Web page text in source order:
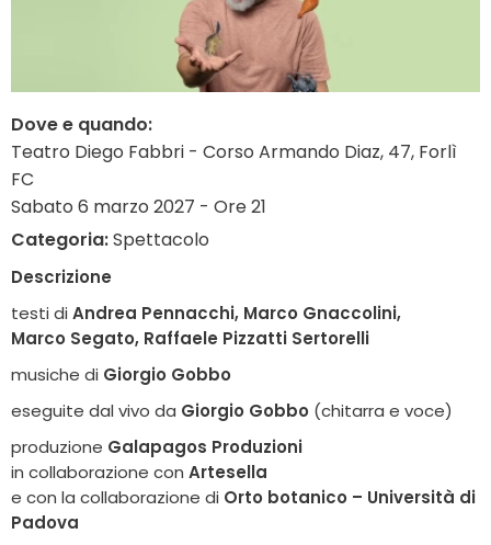
Dove e quando:
Teatro Diego Fabbri - Corso Armando Diaz, 47, Forlì
FC
Sabato 6 marzo 2027 - Ore 21
Categoria:Spettacolo
Descrizione
testi di Andrea Pennacchi, Marco Gnaccolini,
Marco Segato, Raffaele Pizzatti Sertorelli
musiche di Giorgio Gobbo
eseguite dal vivo da Giorgio Gobbo (chitarra e voce)
produzione Galapagos Produzioni
in collaborazione con Artesella
e con la collaborazione di Orto botanico – Università di
Padova